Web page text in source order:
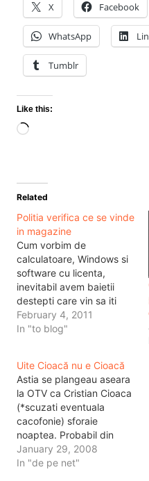
X Facebook
WhatsApp
Tumblr
Like this:
Loading…
Related
Politia verifica ce se vinde
in magazine
Cum vorbim de
calculatoare, Windows si
software cu licenta,
inevitabil avem baietii
destepti care vin sa iti
instaleze tie calculatorul
cu tot ce iti trebuie pentru
tu stii ca e pus de un
baiat de la magazin sau
de un baiat…
February 4, 2011
In "to blog"
Uite Cioacă nu e Cioacă
Astia se plangeau aseara
la OTV ca Cristian Cioaca
(*scuzati eventuala
cacofonie) sforaie
noaptea. Probabil din
cauza asta azi
judecatoria l-a eliberat,
January 29, 2008
In "de pe net"